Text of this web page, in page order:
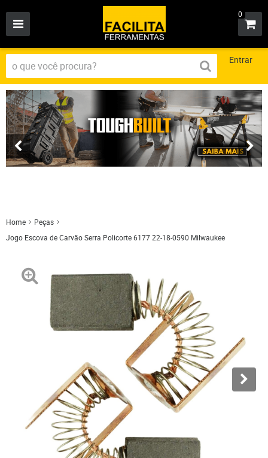
0
Entrar
Home
Peças
Jogo Escova de Carvão Serra Policorte 6177 22-18-0590 Milwaukee